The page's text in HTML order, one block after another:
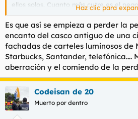
ellos solos. Cuanto más cutre es el
grande el cartel
Haz clic para
Es que así se empieza a perder la
encanto del casco antiguo de una
fachadas de carteles luminosos de
Starbucks, Santander, telefónica....
aberración y el comiendo de la
Codeisan de 20
Muerto por dentro